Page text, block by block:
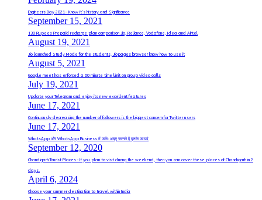
Engineers Day 2021- Know it’s history and Significance
September 15, 2021
130 Rupees Prepaid recharge plan comparison Jio, Reliance, Vodafone, Idea and Airtel
August 19, 2021
Jio launched Study Mode for the students, Jiopages browser know how to use it
August 5, 2021
Google meet has enforced a 60 minute time limit on group video calls
July 19, 2021
Update your Telegram and enjoy its new excellent features
June 17, 2021
Continuously decreasing the number of followers is the biggest concern for Twitter users
June 17, 2021
WhatsApp और WhatsApp Business में फर्क: आइए जानते हैं इसके फायदे
September 12, 2020
Chandigarh Tourist Places : If you plan to visit during the weekend, then you can cover these places of Chandigarh in 2
days.
April 6, 2024
Choose your summer destination to travel within India